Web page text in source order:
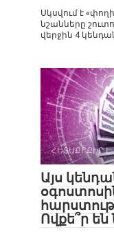
Սկսվում է
նշանները
վերջին 4
ՀԵՏԱՔՐՔԻՐ Է
Այս
Ովքե՞ր